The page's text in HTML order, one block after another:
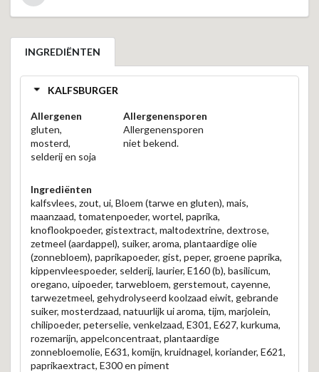
INGREDIËNTEN
KALFSBURGER
Allergenen
gluten,
mosterd,
selderij en soja
Allergenensporen
Allergenensporen
niet bekend.
Ingrediënten
kalfsvlees, zout, ui, Bloem (tarwe en gluten), mais,
maanzaad, tomatenpoeder, wortel, paprika,
knoflookpoeder, gistextract, maltodextrine, dextrose,
zetmeel (aardappel), suiker, aroma, plantaardige olie
(zonnebloem), paprikapoeder, gist, peper, groene paprika,
kippenvleespoeder, selderij, laurier, E160 (b), basilicum,
oregano, uipoeder, tarwebloem, gerstemout, cayenne,
tarwezetmeel, gehydrolyseerd koolzaad eiwit, gebrande
suiker, mosterdzaad, natuurlijk ui aroma, tijm, marjolein,
chilipoeder, peterselie, venkelzaad, E301, E627, kurkuma,
rozemarijn, appelconcentraat, plantaardige
zonnebloemolie, E631, komijn, kruidnagel, koriander, E621,
paprikaextract, E300 en piment